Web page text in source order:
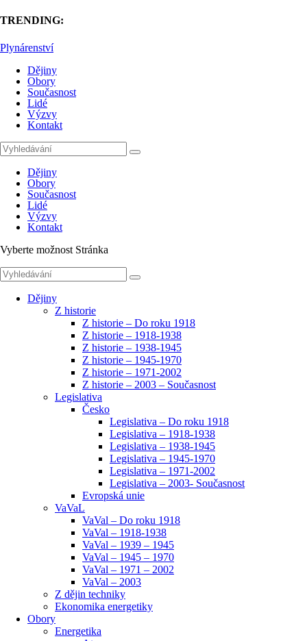
TRENDING:
Plynárenství
Dějiny
Obory
Současnost
Lidé
Výzvy
Kontakt
Dějiny
Obory
Současnost
Lidé
Výzvy
Kontakt
Vyberte možnost Stránka
Dějiny
Z historie
Z historie – Do roku 1918
Z historie – 1918-1938
Z historie – 1938-1945
Z historie – 1945-1970
Z historie – 1971-2002
Z historie – 2003 – Současnost
Legislativa
Česko
Legislativa – Do roku 1918
Legislativa – 1918-1938
Legislativa – 1938-1945
Legislativa – 1945-1970
Legislativa – 1971-2002
Legislativa – 2003- Současnost
Evropská unie
VaVaL
VaVal – Do roku 1918
VaVal – 1918-1938
VaVal – 1939 – 1945
VaVal – 1945 – 1970
VaVal – 1971 – 2002
VaVal – 2003
Z dějin techniky
Ekonomika energetiky
Obory
Energetika